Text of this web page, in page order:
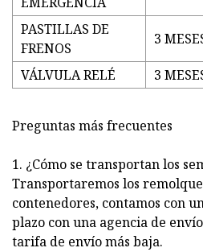
PASTILLAS DE
FRENOS
3
VÁLVULA RELÉ 3
Preguntas más frecuentes
1. ¿Cómo se transportan los
Transportaremos los
contenedores, contamos con
plazo con una agencia de
tarifa de envío más baja.